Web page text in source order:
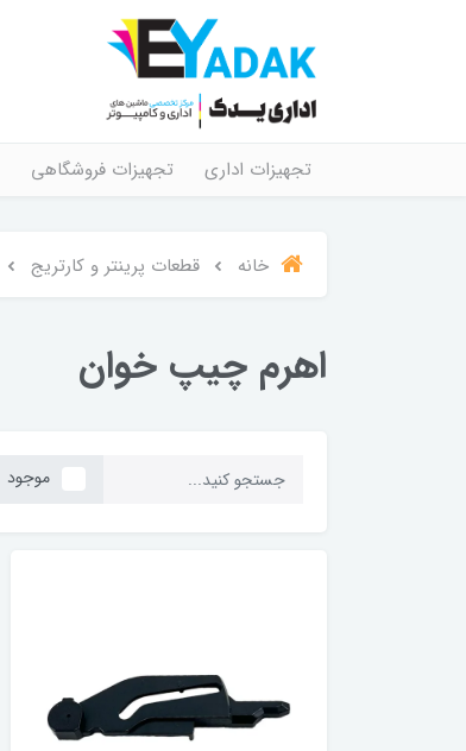
تجهیزات اداری تجهیزات فروشگاهی
خانه قطعات پرینتر و کارتریج
اهرم چیپ خوان
موجود